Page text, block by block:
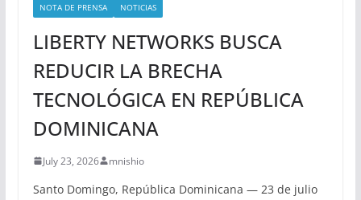
NOTA DE PRENSA NOTICIAS
LIBERTY NETWORKS BUSCA
REDUCIR LA BRECHA
TECNOLÓGICA EN REPÚBLICA
DOMINICANA
July 23, 2026 mnishio
Santo Domingo, República Dominicana — 23 de julio